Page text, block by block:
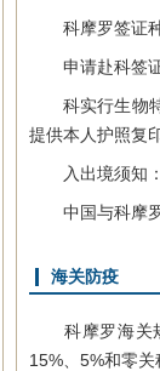
科摩罗签证种
申请赴科签证
科实行生物特
提供本人护照复
入出境须知：
中国与科摩罗
海关防疫
科摩罗海关规
15%、5%和零